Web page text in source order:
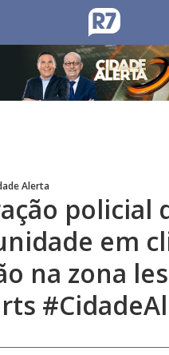
Alerta
policial
em
na zona